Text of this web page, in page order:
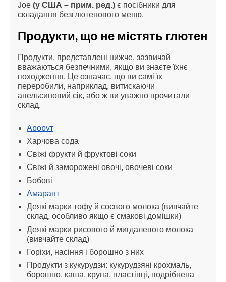
Joe (у США – прим. ред.) є посібники для
складання безглютенового меню.
Продукти, що не містять глютен
Продукти, представлені нижче, зазвичай
вважаються безпечними, якщо ви знаєте їхнє
походження. Це означає, що ви самі їх
переробили, наприклад, витискаючи
апельсиновий сік, або ж ви уважно прочитали
склад.
Арорут
Харчова сода
Свіжі фрукти й фруктові соки
Свіжі й заморожені овочі, овочеві соки
Бобові
Амарант
Деякі марки тофу й соєвого молока (вивчайте
склад, особливо якщо є смакові домішки)
Деякі марки рисового й мигдалевого молока
(вивчайте склад)
Горіхи, насіння і борошно з них
Продукти з кукурудзи: кукурудзяні крохмаль,
борошно, каша, крупа, пластівці, подрібнена